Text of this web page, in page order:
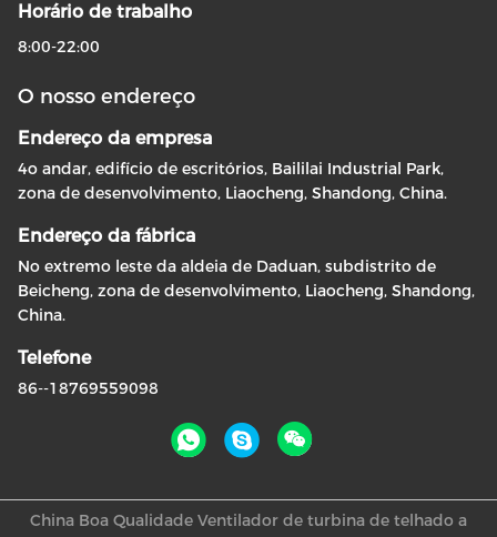
Horário de trabalho
8:00-22:00
O nosso endereço
Endereço da empresa
4o andar, edifício de escritórios, Baililai Industrial Park,
zona de desenvolvimento, Liaocheng, Shandong, China.
Endereço da fábrica
No extremo leste da aldeia de Daduan, subdistrito de
Beicheng, zona de desenvolvimento, Liaocheng, Shandong,
China.
Telefone
86--18769559098
China Boa Qualidade Ventilador de turbina de telhado a